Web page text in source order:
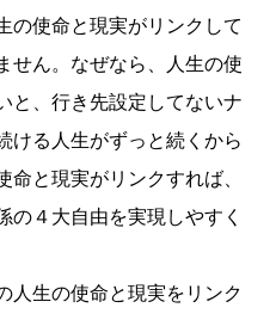
の使命と現実がリンクして
せん。なぜなら、人生の使
と、行き先設定してないナ
ける人生がずっと続くから
と現実がリンクすれば、
の４大自由を実現しやすく
人生の使命と現実をリンク